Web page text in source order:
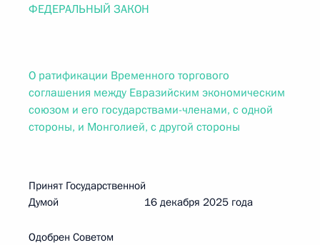
ФЕДЕРАЛЬНЫЙ ЗАКОН
О ратификации Временного торгового
соглашения между Евразийским экономическим
союзом и его государствами-членами, с одной
стороны, и Монголией, с другой стороны
Принят Государственной
Думой 16 декабря 2025 года
Одобрен Советом